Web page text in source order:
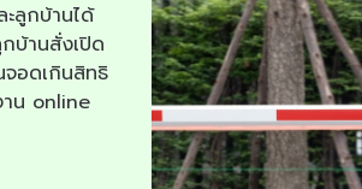
ลูกบ้านได้
บ้านสั่งเปิด
อดเกินสิทธิ
าน online